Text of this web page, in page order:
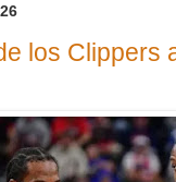
los Clippers